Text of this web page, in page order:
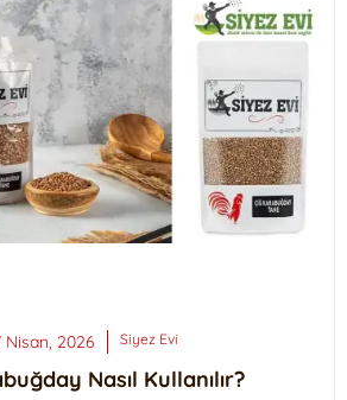
Nisan, 2026 Siyez Evi
Nasıl Kullanılır?